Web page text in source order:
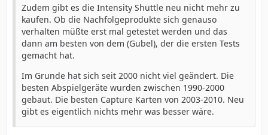
Zudem gibt es die Intensity Shuttle neu nicht mehr zu
kaufen. Ob die Nachfolgeprodukte sich genauso
verhalten müßte erst mal getestet werden und das
dann am besten von dem (Gubel), der die ersten Tests
gemacht hat.
Im Grunde hat sich seit 2000 nicht viel geändert. Die
besten Abspielgeräte wurden zwischen 1990-2000
gebaut. Die besten Capture Karten von 2003-2010. Neu
gibt es eigentlich nichts mehr was besser wäre.